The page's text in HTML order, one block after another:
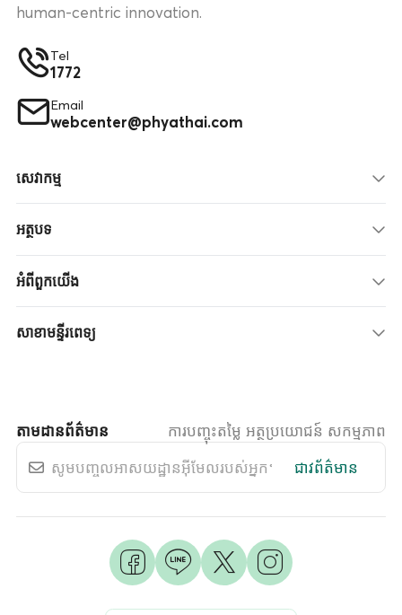
human-centric innovation.
Tel
1772
Email
webcenter@phyathai.com
សេវាកម្ម
អត្ថបទ
អំពីពួកយើង
សាខាមន្ទីរពេទ្យ
តាមដានព័ត៌មាន
ការបញ្ចុះតម្លៃ អត្ថប្រយោជន៍ សកម្មភាព
ជាវព័ត៌មាន